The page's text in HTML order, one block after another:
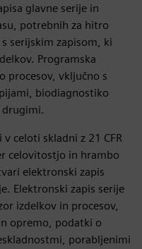
glavne serije in
potrebnih za hitro
serijskim zapisom, ki
Programska
procesov, vključno s
biodiagnostiko
celoti skladni z 21 CFR
celovitostjo in hrambo
elektronski zapis
Elektronski zapis serije
izdelkov in procesov,
opremo, podatki o
porabljenimi